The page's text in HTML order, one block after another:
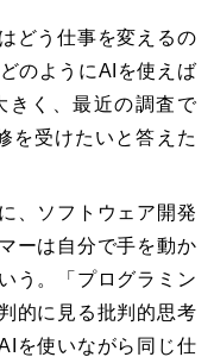
どう仕事を変えるの
のようにAIを使えば
きく、最近の調査で
を受けたいと答えた
、ソフトウェア開発
ーは自分で手を動か
う。「プログラミン
的に見る批判的思考
を使いながら同じ仕